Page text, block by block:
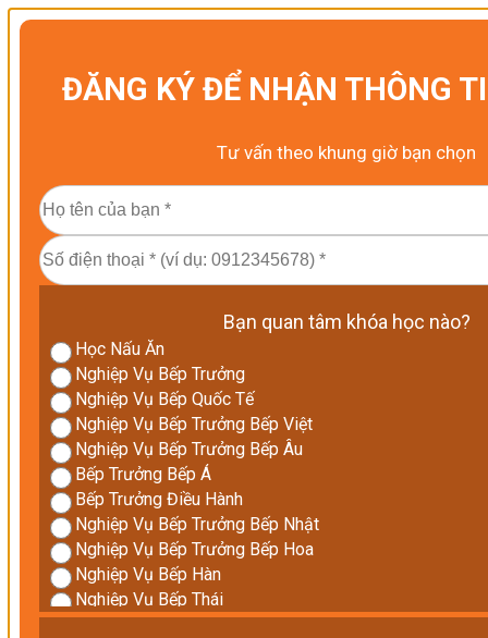
ĐĂNG KÝ ĐỂ NHẬN THÔNG
Tư vấn theo khung giờ bạn chọn
Bạn quan tâm khóa học nào?
Học Nấu Ăn
Nghiệp Vụ Bếp Trưởng
Nghiệp Vụ Bếp Quốc Tế
Nghiệp Vụ Bếp Trưởng Bếp Việt
Nghiệp Vụ Bếp Trưởng Bếp Âu
Bếp Trưởng Bếp Á
Bếp Trưởng Điều Hành
Nghiệp Vụ Bếp Trưởng Bếp Nhật
Nghiệp Vụ Bếp Trưởng Bếp Hoa
Nghiệp Vụ Bếp Hàn
Nghiệp Vụ Bếp Thái
Nghiệp Vụ Bếp Chay